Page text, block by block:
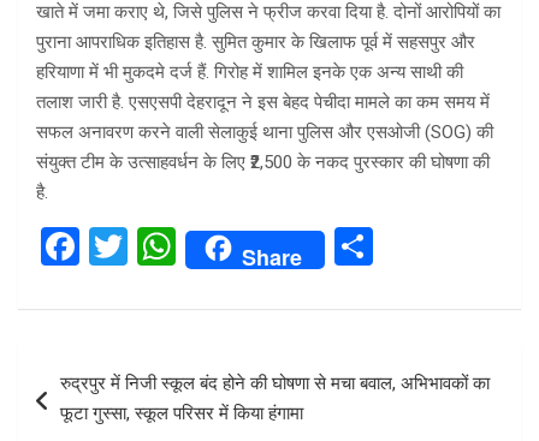
खाते में जमा कराए थे, जिसे पुलिस ने फ्रीज करवा दिया है.​ दोनों आरोपियों का
पुराना आपराधिक इतिहास है. सुमित कुमार के खिलाफ पूर्व में सहसपुर और
हरियाणा में भी मुकदमे दर्ज हैं. गिरोह में शामिल इनके एक अन्य साथी की
तलाश जारी है. एसएसपी देहरादून ने इस बेहद पेचीदा मामले का कम समय में
सफल अनावरण करने वाली सेलाकुई थाना पुलिस और एसओजी (SOG) की
संयुक्त टीम के उत्साहवर्धन के लिए ₹2,500 के नकद पुरस्कार की घोषणा की
है.
F
ce
o
T
tt
er
W
at
A
Share
ar
navigation
रुद्रपुर में निजी स्कूल बंद होने की घोषणा से मचा बवाल, अभिभावकों का
फूटा गुस्सा, स्कूल परिसर में किया हंगामा